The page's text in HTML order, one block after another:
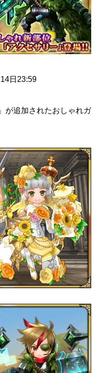
日23:59
が追加されたおしゃれガ